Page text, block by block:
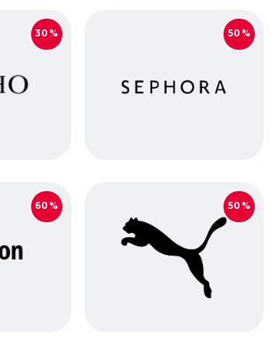
30% 50%
60% 50%